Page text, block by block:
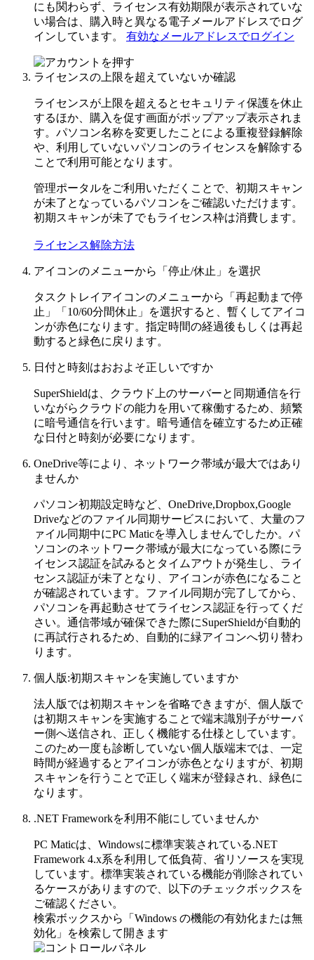
にも関わらず、ライセンス有効期限が表示されていな
い場合は、購入時と異なる電子メールアドレスでログ
インしています。 有効なメールアドレスでログイン
ライセンスの上限を超えていないか確認
ライセンスが上限を超えるとセキュリティ保護を休止
するほか、購入を促す画面がポップアップ表示されま
す。パソコン名称を変更したことによる重複登録解除
や、利用していないパソコンのライセンスを解除する
ことで利用可能となります。
管理ポータルをご利用いただくことで、初期スキャン
が未了となっているパソコンをご確認いただけます。
初期スキャンが未了でもライセンス枠は消費します。
ライセンス解除方法
アイコンのメニューから「停止/休止」を選択
タスクトレイアイコンのメニューから「再起動まで停
止」「10/60分間休止」を選択すると、暫くしてアイコ
ンが赤色になります。指定時間の経過後もしくは再起
動すると緑色に戻ります。
日付と時刻はおおよそ正しいですか
SuperShieldは、クラウド上のサーバーと同期通信を行
いながらクラウドの能力を用いて稼働するため、頻繁
に暗号通信を行います。暗号通信を確立するため正確
な日付と時刻が必要になります。
OneDrive等により、ネットワーク帯域が最大ではあり
ませんか
パソコン初期設定時など、OneDrive,Dropbox,Google
Driveなどのファイル同期サービスにおいて、大量のフ
ァイル同期中にPC Maticを導入しませんでしたか。パ
ソコンのネットワーク帯域が最大になっている際にラ
イセンス認証を試みるとタイムアウトが発生し、ライ
センス認証が未了となり、アイコンが赤色になること
が確認されています。ファイル同期が完了してから、
パソコンを再起動させてライセンス認証を行ってくだ
さい。通信帯域が確保できた際にSuperShieldが自動的
に再試行されるため、自動的に緑アイコンへ切り替わ
ります。
個人版:初期スキャンを実施していますか
法人版では初期スキャンを省略できますが、個人版で
は初期スキャンを実施することで端末識別子がサーバ
ー側へ送信され、正しく機能する仕様としています。
このため一度も診断していない個人版端末では、一定
時間が経過するとアイコンが赤色となりますが、初期
スキャンを行うことで正しく端末が登録され、緑色に
なります。
.NET Frameworkを利用不能にしていませんか
PC Maticは、Windowsに標準実装されている.NET
Framework 4.x系を利用して低負荷、省リソースを実現
しています。標準実装されている機能が削除されてい
るケースがありますので、以下のチェックボックスを
ご確認ください。
検索ボックスから「Windows の機能の有効化または無
効化」を検索して開きます